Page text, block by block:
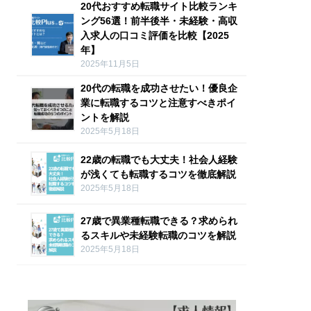
20代おすすめ転職サイト比較ランキ
ング56選！前半後半・未経験・高収
入求人の口コミ評価を比較【2025
年】
2025年11月5日
20代の転職を成功させたい！優良企
業に転職するコツと注意すべきポイ
ントを解説
2025年5月18日
22歳の転職でも大丈夫！社会人経験
が浅くても転職するコツを徹底解説
2025年5月18日
27歳で異業種転職できる？求められ
るスキルや未経験転職のコツを解説
2025年5月18日